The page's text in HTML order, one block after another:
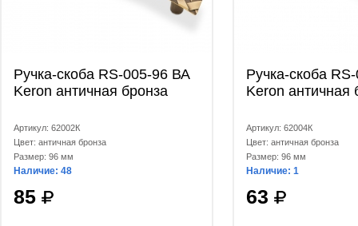
Ручка-скоба RS-005-96 ВА
Keron античная бронза
Артикул: 62002К
Цвет: античная бронза
Размер: 96 мм
Наличие: 48
85
Ручка-скоба
Keron античная
Артикул: 62004К
Цвет: античная бронза
Размер: 96 мм
Наличие: 1
63